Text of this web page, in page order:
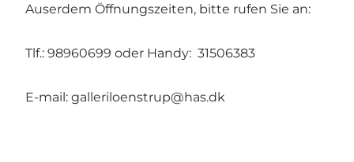
Auserdem Öffnungszeiten, bitte rufen Sie an:
Tlf.: 98960699 oder Handy: 31506383
E-mail: galleriloenstrup@has.dk